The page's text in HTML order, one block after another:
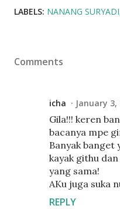
LABELS: NANANG SURYADI
Comments
icha January 3,
Gila!!! keren
bacanya mpe
Banyak banget
kayak githu
yang sama!
AKu juga suka
REPLY